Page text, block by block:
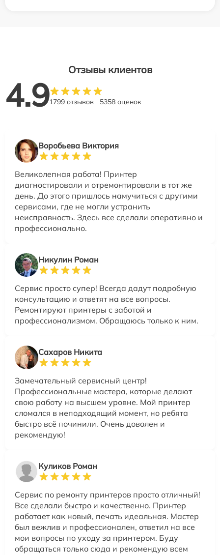
Отзывы клиентов
4.91799 отзывов 5358 оценок
Воробьева Виктория
Великолепная работа! Принтер
диагностировали и отремонтировали в тот же
день. До этого пришлось намучиться с другими
сервисами, где не могли устранить
неисправность. Здесь все сделали оперативно и
профессионально.
Никулин Роман
Сервис просто супер! Всегда дадут подробную
консультацию и ответят на все вопросы.
Ремонтируют принтеры с заботой и
профессионализмом. Обращаюсь только к ним.
Сахаров Никита
Замечательный сервисный центр!
Профессиональные мастера, которые делают
свою работу на высшем уровне. Мой принтер
сломался в неподходящий момент, но ребята
быстро всё починили. Очень доволен и
рекомендую!
Куликов Роман
Сервис по ремонту принтеров просто отличный!
Все сделали быстро и качественно. Принтер
работает как новый, печать идеальная. Мастер
был вежлив и профессионален, ответил на все
мои вопросы по уходу за принтером. Буду
обращаться только сюда и рекомендую всем